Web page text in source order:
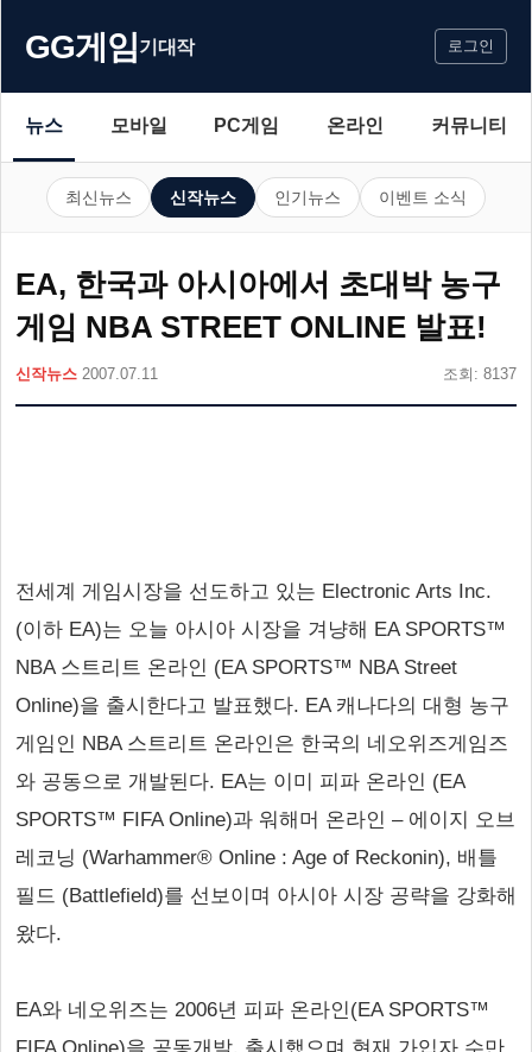
GG게임기대작 로그인
뉴스 모바일 PC게임 온라인 커뮤니티
최신뉴스 신작뉴스 인기뉴스 이벤트 소식
EA, 한국과 아시아에서 초대박 농구
게임 NBA STREET ONLINE 발표!
신작뉴스 2007.07.11 조회: 8137
전세계 게임시장을 선도하고 있는 Electronic Arts Inc.
(이하 EA)는 오늘 아시아 시장을 겨냥해 EA SPORTS™
NBA 스트리트 온라인 (EA SPORTS™ NBA Street
Online)을 출시한다고 발표했다. EA 캐나다의 대형 농구
게임인 NBA 스트리트 온라인은 한국의 네오위즈게임즈
와 공동으로 개발된다. EA는 이미 피파 온라인 (EA
SPORTS™ FIFA Online)과 워해머 온라인 – 에이지 오브
레코닝 (Warhammer® Online : Age of Reckonin), 배틀
필드 (Battlefield)를 선보이며 아시아 시장 공략을 강화해
왔다.
EA와 네오위즈는 2006년 피파 온라인(EA SPORTS™